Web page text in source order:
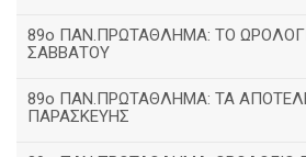
89ο ΠΑΝ.ΠΡΩΤΑΘΛΗΜΑ: ΤΟ
ΣΑΒΒΑΤΟΥ
89ο ΠΑΝ.ΠΡΩΤΑΘΛΗΜΑ: ΤΑ
ΠΑΡΑΣΚΕΥΗΣ